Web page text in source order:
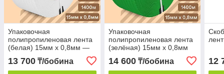
Упаковочная
полипропиленовая лента
(белая) 15мм х 0,8мм —
13 700 ₸/бобина
Упаковочная
полипропиленовая лента
(зелёная) 15мм х 0,8мм
14 600₸/бобина 12